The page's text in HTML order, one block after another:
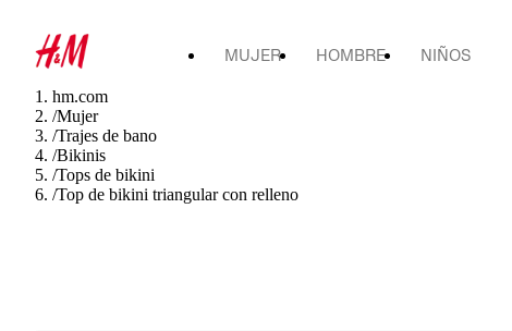
MUJER HOMBRE NIÑOS
hm.com
/Mujer
/Trajes de bano
/Bikinis
/Tops de bikini
/Top de bikini triangular con relleno